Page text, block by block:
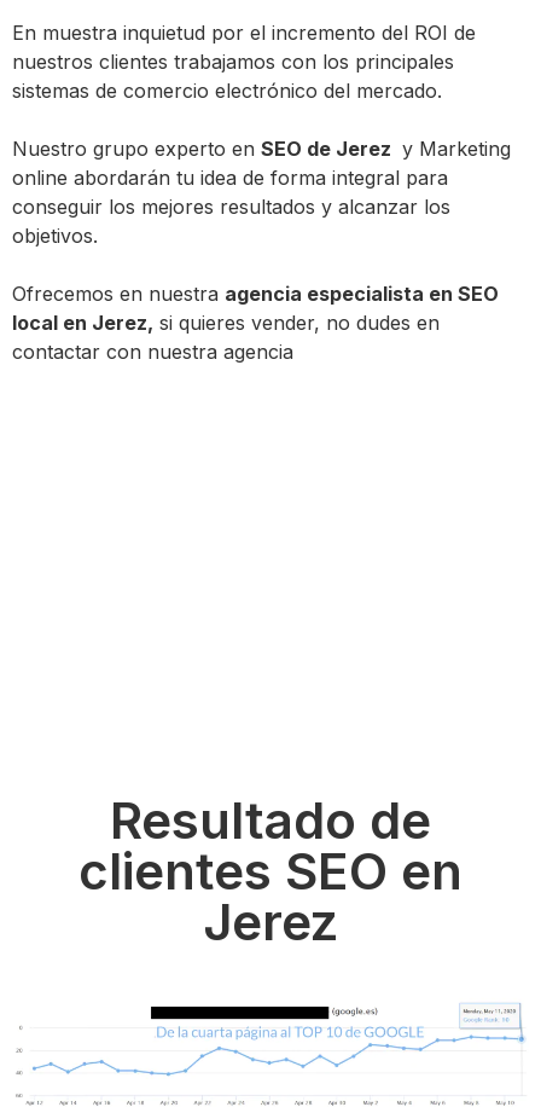
En muestra inquietud por el incremento del ROI de
nuestros clientes trabajamos con los principales
sistemas de comercio electrónico del mercado.
Nuestro grupo experto en SEO de Jerez y Marketing
online abordarán tu idea de forma integral para
conseguir los mejores resultados y alcanzar los
objetivos.
Ofrecemos en nuestra agencia especialista en SEO
local en Jerez, si quieres vender, no dudes en
contactar con nuestra agencia
Resultado de
clientes SEO en
Jerez